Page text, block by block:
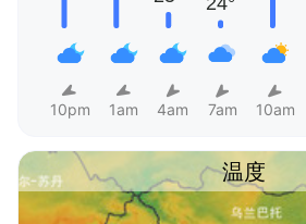
10pm 1am 4am 7am 10am
温度